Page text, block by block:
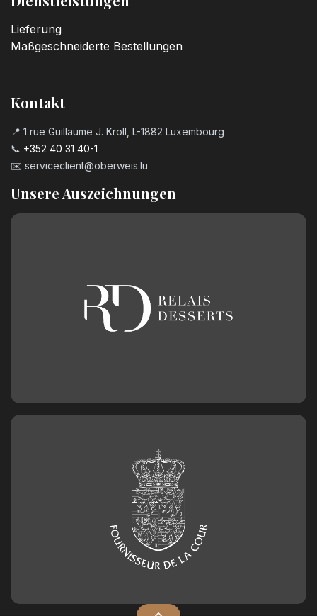
Lieferung
Maßgeschneiderte Bestellungen
Kontakt
📍 1 rue Guillaume J. Kroll, L-1882 Luxembourg
📞 +352 40 31 40-1
✉️ serviceclient@oberweis.lu
Unsere Auszeichnungen